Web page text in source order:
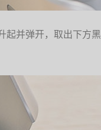
起并弹开，取出下方